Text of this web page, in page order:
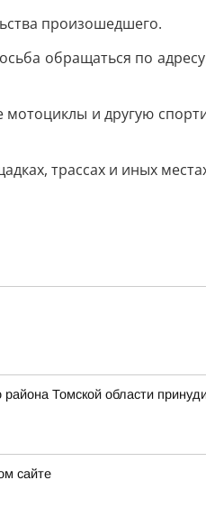
произошедшего.
обращаться по
и другую
трассах и иных
Томской области
сайте